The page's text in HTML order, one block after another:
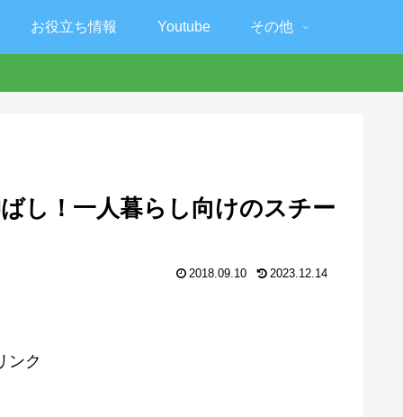
お役立ち情報 Youtube その他
し！一人暮らし向けのスチー
2018.09.10 2023.12.14
ンク